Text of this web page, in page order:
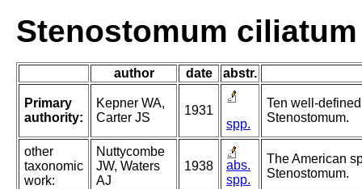
Stenostomum
author date abstr.
Primary
authority:
Kepner WA,
Carter JS
1931
spp.
Ten well-
Stenostomum.
other
taxonomic
work:
Nuttycombe
JW, Waters
AJ
1938
abs.
spp.
The American
Stenostomum.